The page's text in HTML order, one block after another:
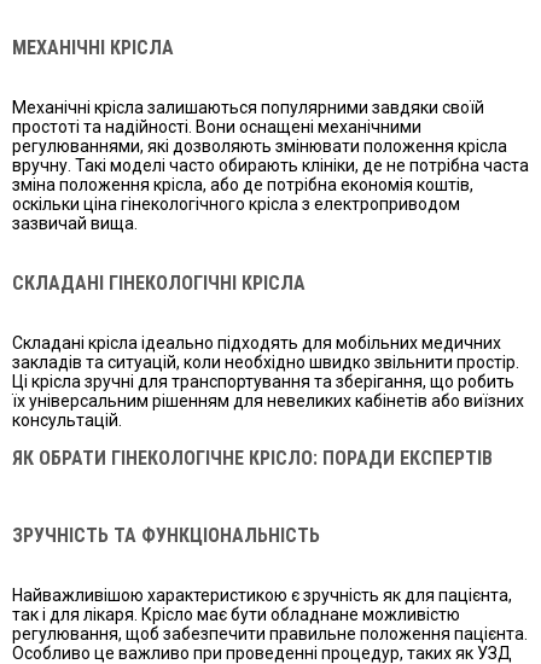
МЕХАНІЧНІ КРІСЛА
Механічні крісла залишаються популярними завдяки своїй
простоті та надійності. Вони оснащені механічними
регулюваннями, які дозволяють змінювати положення крісла
вручну. Такі моделі часто обирають клініки, де не потрібна часта
зміна положення крісла, або де потрібна економія коштів,
оскільки ціна гінекологічного крісла з електроприводом
зазвичай вища.
СКЛАДАНІ ГІНЕКОЛОГІЧНІ КРІСЛА
Складані крісла ідеально підходять для мобільних медичних
закладів та ситуацій, коли необхідно швидко звільнити простір.
Ці крісла зручні для транспортування та зберігання, що робить
їх універсальним рішенням для невеликих кабінетів або виїзних
консультацій.
ЯК ОБРАТИ ГІНЕКОЛОГІЧНЕ КРІСЛО: ПОРАДИ ЕКСПЕРТІВ
ЗРУЧНІСТЬ ТА ФУНКЦІОНАЛЬНІСТЬ
Найважливішою характеристикою є зручність як для пацієнта,
так і для лікаря. Крісло має бути обладнане можливістю
регулювання, щоб забезпечити правильне положення пацієнта.
Особливо це важливо при проведенні процедур, таких як УЗД